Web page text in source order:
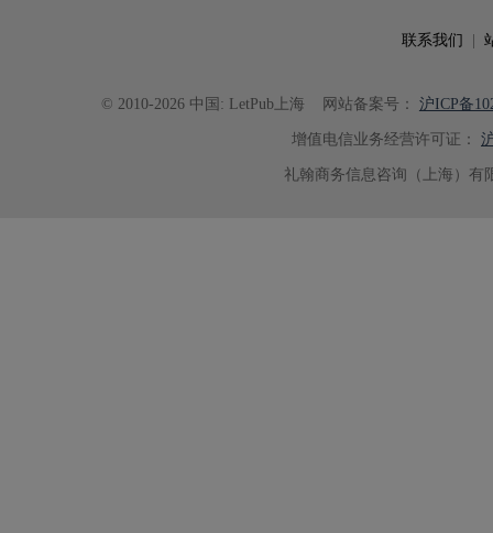
联系我们
© 2010-2026 中国: LetPub上海 网站备案号： 沪ICP备
增值电信业务经营许可证：
礼翰商务信息咨询（上海）